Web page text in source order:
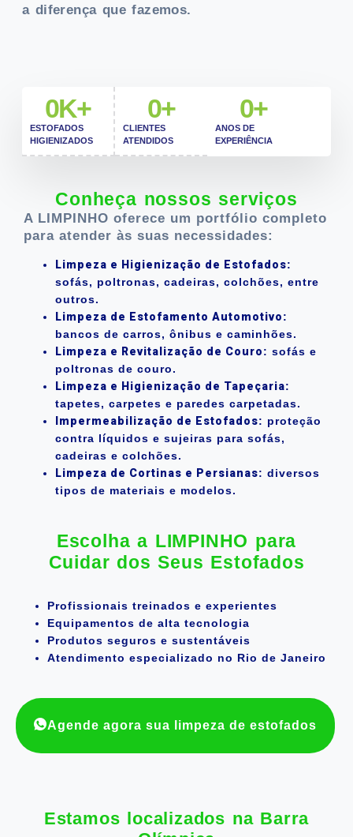
a diferença que fazemos.
ESTOFADOS
HIGIENIZADOS
0K+
CLIENTES
ATENDIDOS
0+
ANOS DE
EXPERIÊNCIA
0+
Conheça nossos serviços
A LIMPINHO oferece um portfólio completo
para atender às suas necessidades:
Limpeza e Higienização de Estofados:
sofás, poltronas, cadeiras, colchões, entre
outros.
Limpeza de Estofamento Automotivo:
bancos de carros, ônibus e caminhões.
Limpeza e Revitalização de Couro: sofás e
poltronas de couro.
Limpeza e Higienização de Tapeçaria:
tapetes, carpetes e paredes carpetadas.
Impermeabilização de Estofados: proteção
contra líquidos e sujeiras para sofás,
cadeiras e colchões.
Limpeza de Cortinas e Persianas: diversos
tipos de materiais e modelos.
Escolha a LIMPINHO para
Cuidar dos Seus Estofados
Profissionais treinados e experientes
Equipamentos de alta tecnologia
Produtos seguros e sustentáveis
Atendimento especializado no Rio de Janeiro
Agende agora sua limpeza de estofados
Estamos localizados na Barra